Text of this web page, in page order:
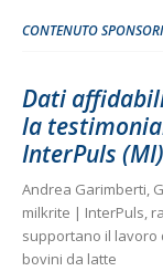
CONTENUTO
Dati
la
InterPuls (MI)
Andrea Garimberti,
milkrite | InterPuls,
supportano il lavoro
bovini da latte